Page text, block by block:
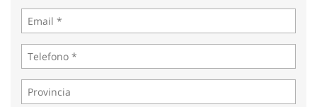
Cookie necessari
Cookie delle preferenze
Cookie per il miglioramento dell'esperienza utente